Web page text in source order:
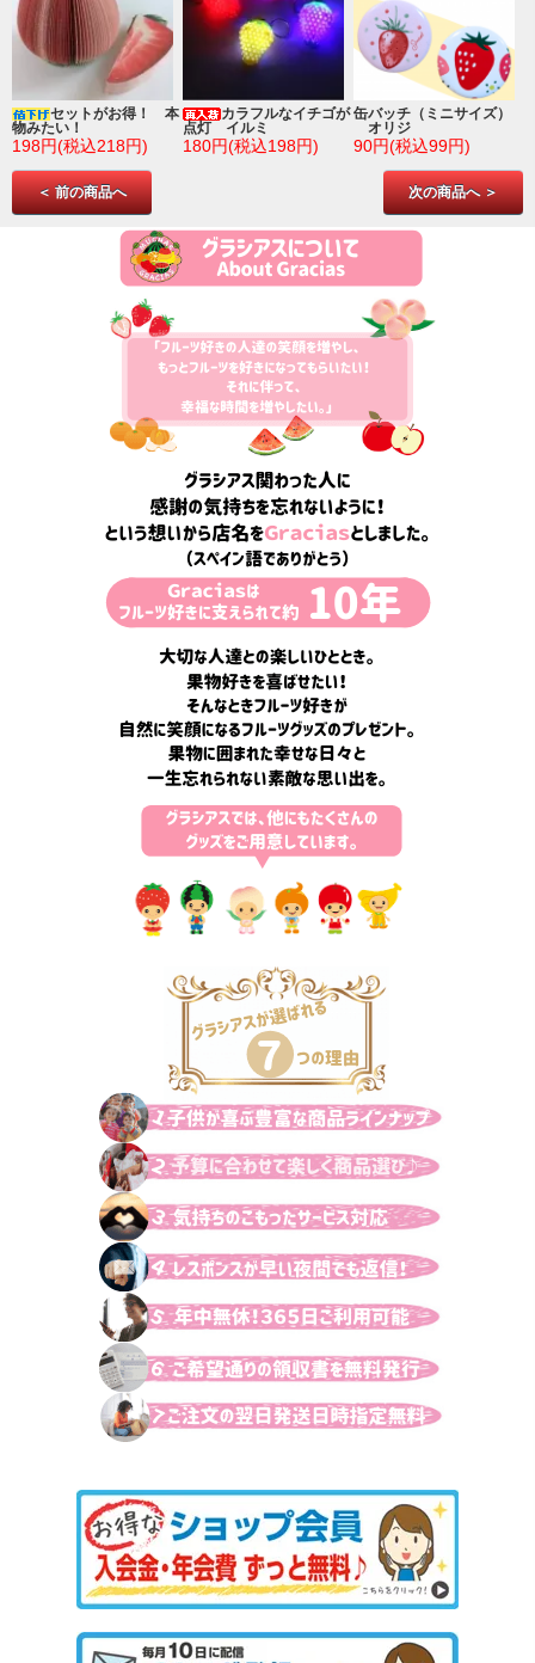
セットがお得！ 本
物みたい！
198円(税込218円)
カラフルなイチゴが
点灯 イルミ
180円(税込198円)
缶バッチ（ミニサイズ）
オリジ
90円(税込99円)
＜ 前の商品へ 次の商品へ ＞